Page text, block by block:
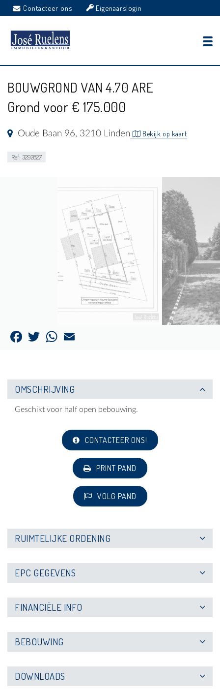
Contacteer ons Eigenaarslogin
BOUWGROND VAN 4.70 ARE
Grond voor € 175.000
Oude Baan 96, 3210 Linden Bekijk op kaart
Ref: 3292827
FacebookTwitterWhatsApp
OMSCHRIJVING
Geschikt voor half open bebouwing.
CONTACTEER ONS!
PRINT PAND
VOLG PAND
RUIMTELIJKE ORDENING
EPC GEGEVENS
FINANCIËLE INFO
BEBOUWING
DOWNLOADS